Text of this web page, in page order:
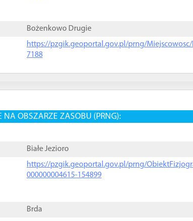
Bożenkowo Drugie
https://pzgik.geoportal.gov.pl/prng/Miejscowosc/
7188
NA OBSZARZE ZASOBU (PRNG):
Białe Jezioro
https://pzgik.geoportal.gov.pl/prng/
000000004615-154899
Brda